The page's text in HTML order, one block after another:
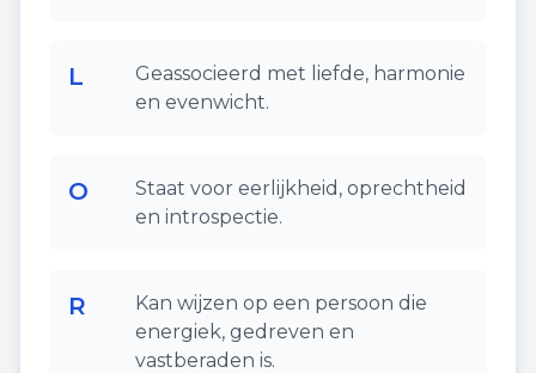
L
Geassocieerd met liefde, harmonie
en evenwicht.
O
Staat voor eerlijkheid, oprechtheid
en introspectie.
R
Kan wijzen op een persoon die
energiek, gedreven en
vastberaden is.